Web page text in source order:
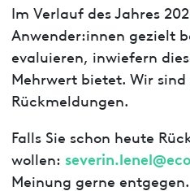
Im Verlauf des Jahres
Anwender:innen gezielt
evaluieren, inwiefern
Mehrwert bietet. Wir
Rückmeldungen.
Falls Sie schon heute
wollen:
Meinung gerne entgegen.